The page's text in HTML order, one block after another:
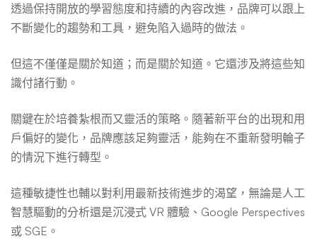
透過保持開放的學習態度和持續的內容改進，品牌可以跟上
不斷變化的趨勢和工具，避免陷入過時的做法。
但這不僅僅是關於知道；而是關於知道。它還涉及將這些知
識付諸行動。
關鍵在於培養紮根而又靈活的策略。隨著新平台的出現和用
戶偏好的變化，品牌應該足夠靈活，能夠在不重新發明輪子
的情況下進行轉型。
這種敏捷性也輔以對利用最新技術進步的渴望，無論是人工
智慧驅動的分析還是沉浸式 VR 體驗、Google Perspectives
或 SGE。